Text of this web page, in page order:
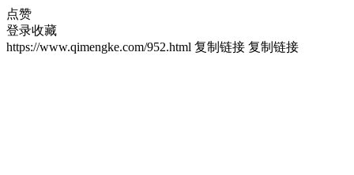
点赞
登录收藏
https://www.qimengke.com/952.html 复制链接 复制链接